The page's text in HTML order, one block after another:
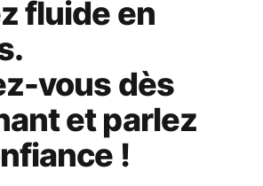
fluide en
vous dès
et parlez
!